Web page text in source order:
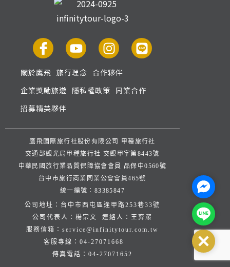
關於鷹飛 旅行理念 合作夥伴
企業獎勵旅遊 隱私權政策 同業合作
招募精英夥伴
鷹飛國際旅行社股份有限公司 甲種旅行社
交通部觀光局甲種旅行社 交觀甲字第8443號
中華民國旅行業品質保障協會會員 品保中0560號
台中市旅行商業同業公會會員465號
統一編號：83385847
公司地址：台中市西屯區逢甲路253巷33號
公司代表人：楊宗文 連絡人：王弈潔
服務信箱： service@infinitytour.com.tw
客服專線： 04-27071668
傳真電話： 04-27071652
Line@
Close